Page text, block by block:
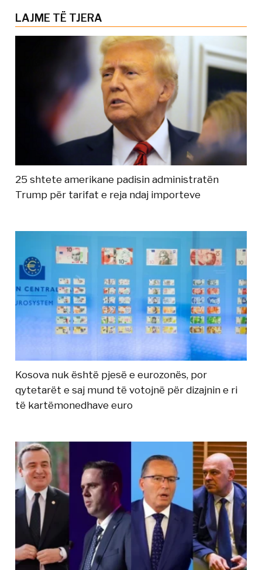
LAJME TË TJERA
25 shtete amerikane padisin administratën
Trump për tarifat e reja ndaj importeve
Kosova nuk është pjesë e eurozonës, por
qytetarët e saj mund të votojnë për dizajnin e ri
të kartëmonedhave euro